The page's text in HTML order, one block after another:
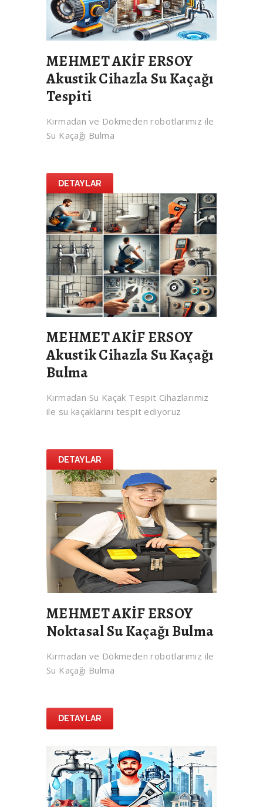
MEHMET AKİF ERSOY
Akustik Cihazla Su Kaçağı
Tespiti
Kırmadan ve Dökmeden robotlarımız ile
Su Kaçağı Bulma
DETAYLAR
MEHMET AKİF ERSOY
Akustik Cihazla Su Kaçağı
Bulma
Kırmadan Su Kaçak Tespit Cihazlarımız
ile su kaçaklarını tespit ediyoruz
DETAYLAR
MEHMET AKİF ERSOY
Noktasal Su Kaçağı Bulma
Kırmadan ve Dökmeden robotlarımız ile
Su Kaçağı Bulma
DETAYLAR